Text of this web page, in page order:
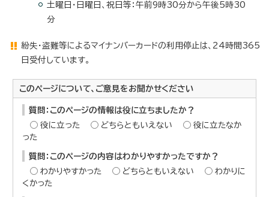
土曜日・日曜日、祝日等：午前9時30分から午後5時30
分
紛失・盗難等によるマイナンバーカードの利用停止は、24時間365
日受付しています。
このページについて、ご意見をお聞かせください
質問：このページの情報は役に立ちましたか？
役に立った
どちらともいえない
役に立たなか
った
質問：このページの内容はわかりやすかったですか？
わかりやすかった
どちらともいえない
わかりに
くかった